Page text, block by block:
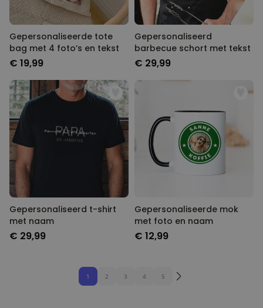
Gepersonaliseerde tote
bag met 4 foto’s en tekst
€ 19,99
Gepersonaliseerd
barbecue schort met tekst
€ 29,99
Gepersonaliseerd t-shirt
met naam
€ 29,99
Gepersonaliseerde mok
met foto en naam
€ 12,99
1 2 3 4 5